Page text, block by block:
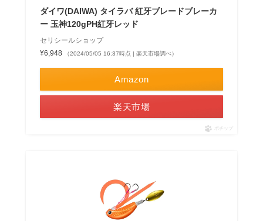
ダイワ(DAIWA) タイラバ 紅牙ブレードブレーカ
ー 玉神120gPH紅牙レッド
セリシールショップ
¥6,948
（2024/05/05 16:37時点 | 楽天市場調べ）
Amazon
楽天市場
ポチップ